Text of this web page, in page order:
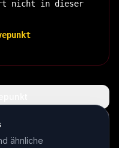
nicht in dieser
ähnliche